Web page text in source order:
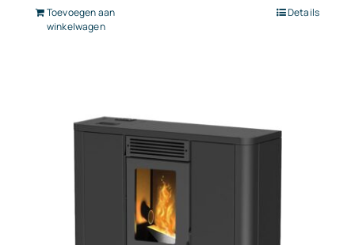
Toevoegen aan
winkelwagen
Details